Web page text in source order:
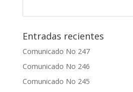
Entradas recientes
Comunicado No 247
Comunicado No 246
Comunicado No 245